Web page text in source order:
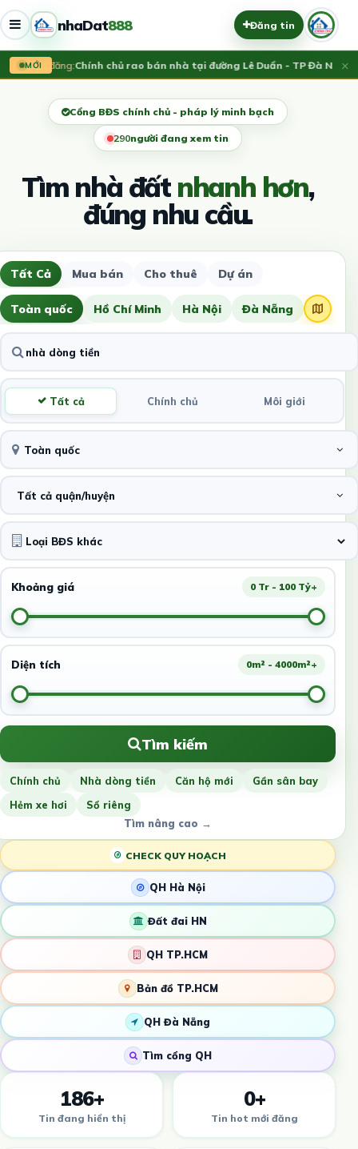
nhaDat888 Đăng tin
MỚI
Vừa đăng:Chính chủ rao bán nhà tại đường Lê Duẩn - TP Đà Nẵng;×
Cổng BĐS chính chủ - pháp lý minh bạch
293người đang xem tin
Tìm nhà đấtnhanh hơn,
đúng nhu cầu.
Tất Cả Mua bán Cho thuê Dự án
Toàn quốc Hồ Chí Minh Hà Nội Đà Nẵng
Tất cả Chính chủ Môi giới
Toàn quốc
Tất cả quận/huyện
Khoảng giá 0 Tr - 100 Tỷ+
Diện tích 0m² - 4000m²+
Tìm kiếm
Chính chủ Nhà dòng tiền Căn hộ mới
Gần sân bay
Hẻm xe hơi
Sổ riêng
Tìm nâng cao →
CHECK QUY HOẠCH
QH Hà Nội
Đất đai HN
QH TP.HCM
Bản đồ TP.HCM
QH Đà Nẵng
Tìm cổng QH
186+
Tin đang hiển thị
0+
Tin hot mới đăng